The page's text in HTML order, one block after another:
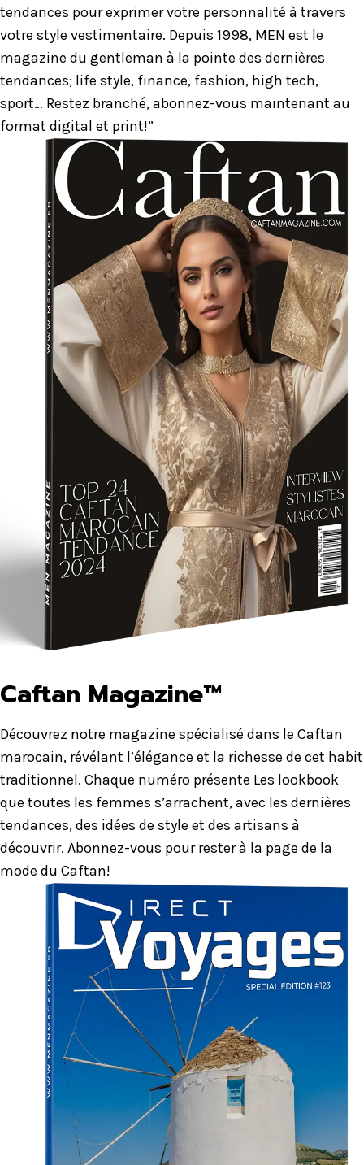
tendances pour exprimer votre personnalité à travers
votre style vestimentaire. Depuis 1998, MEN est le
magazine du gentleman à la pointe des dernières
tendances; life style, finance, fashion, high tech,
sport… Restez branché, abonnez-vous maintenant au
format digital et print!”
Caftan Magazine™
Découvrez notre magazine spécialisé dans le Caftan
marocain, révélant l’élégance et la richesse de cet habit
traditionnel. Chaque numéro présente Les lookbook
que toutes les femmes s’arrachent, avec les dernières
tendances, des idées de style et des artisans à
découvrir. Abonnez-vous pour rester à la page de la
mode du Caftan!